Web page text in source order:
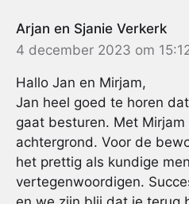
Arjan en Sjanie Verkerk
4 december 2023 om
Hallo Jan en Mirjam,
Jan heel goed te horen
gaat besturen. Met
achtergrond. Voor de
het prettig als kundige
vertegenwoordigen.